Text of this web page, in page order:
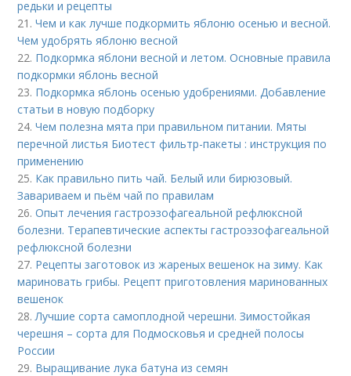
редьки и рецепты
21.Чем и как лучше подкормить яблоню осенью и весной.
Чем удобрять яблоню весной
22. Подкормка яблони весной и летом. Основные правила
подкормки яблонь весной
23. Подкормка яблонь осенью удобрениями. Добавление
статьи в новую подборку
24.Чем полезна мята при правильном питании. Мяты
перечной листья Биотест фильтр-пакеты : инструкция по
применению
25. Как правильно пить чай. Белый или бирюзовый.
Завариваем и пьём чай по правилам
26.Опыт лечения гастроэзофагеальной рефлюксной
болезни. Терапевтические аспекты гастроэзофагеальной
рефлюксной болезни
27. Рецепты заготовок из жареных вешенок на зиму. Как
мариновать грибы. Рецепт приготовления маринованных
вешенок
28. Лучшие сорта самоплодной черешни. Зимостойкая
черешня – сорта для Подмосковья и средней полосы
России
29. Выращивание лука батуна из семян